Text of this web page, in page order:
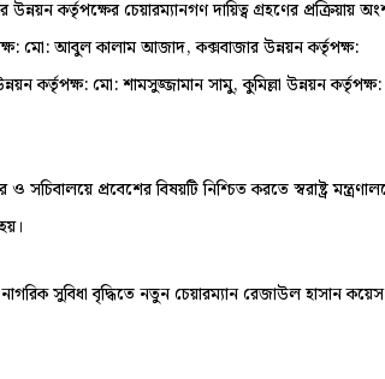
কর্তৃপক্ষের চেয়ারম্যানগণ দায়িত্ব গ্রহণের প্রক্রিয়ায়
মো: আবুল কালাম আজাদ, কক্সবাজার উন্নয়ন কর্তৃপক্ষ:
কর্তৃপক্ষ: মো: শামসুজ্জামান সামু, কুমিল্লা উন্নয়ন কর্তৃপক্ষ:
প্রবেশের বিষয়টি নিশ্চিত করতে স্বরাষ্ট্র
সুবিধা বৃদ্ধিতে নতুন চেয়ারম্যান রেজাউল হাসান কয়েস